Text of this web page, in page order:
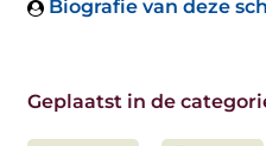
Biografie van deze
Geplaatst in de